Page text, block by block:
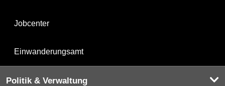
Jobcenter
Einwanderungsamt
Politik & Verwaltung